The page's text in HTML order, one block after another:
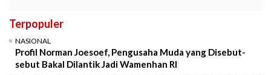
Terpopuler
NASIONAL
Profil Norman Joesoef, Pengusaha Muda yang Disebut-
sebut Bakal Dilantik Jadi Wamenhan RI